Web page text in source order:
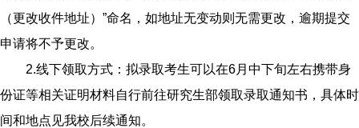
（更改收件地址）”命名，如地址无变动则无需更改，逾期提交
申请将不予更改。
2.线下领取方式：拟录取考生可以在6月中下旬左右携带身
份证等相关证明材料自行前往研究生部领取录取通知书，具体时
间和地点见我校后续通知。